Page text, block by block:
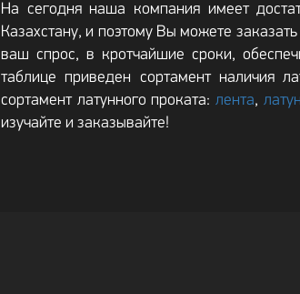
На сегодня наша компания имеет
Казахстану, и поэтому Вы можете
ваш спрос, в кротчайшие сроки,
таблице приведен сортамент наличия
сортамент латунного проката: лента,
изучайте и заказывайте!